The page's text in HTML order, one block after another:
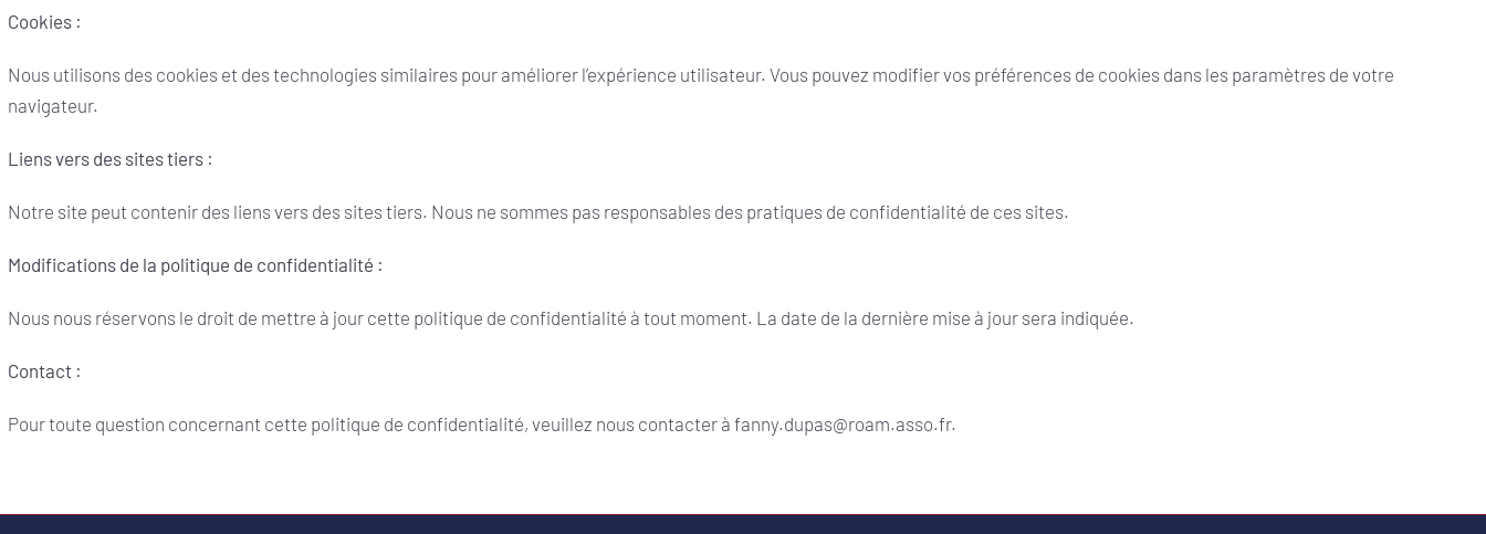
Cookies :
Nous utilisons des cookies et des technologies similaires pour améliorer l’expérience utilisateur. Vous pouvez modifier vos préférences de cookies dans les paramètres de votre
navigateur.
Liens vers des sites tiers :
Notre site peut contenir des liens vers des sites tiers. Nous ne sommes pas responsables des pratiques de confidentialité de ces sites.
Modifications de la politique de confidentialité :
Nous nous réservons le droit de mettre à jour cette politique de confidentialité à tout moment. La date de la dernière mise à jour sera indiquée.
Contact :
Pour toute question concernant cette politique de confidentialité, veuillez nous contacter à fanny.dupas@roam.asso.fr.